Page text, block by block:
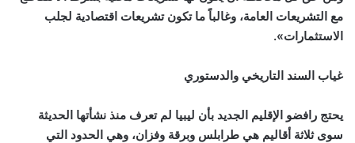
مع التشريعات العامة، وغالباً ما تكون تشريعات اقتصادية لجلب
الاستثمارات».
غياب السند التاريخي والدستوري
يحتج رافضو الإقليم الجديد بأن ليبيا لم تعرف منذ نشأتها الحديثة
سوى ثلاثة أقاليم هي طرابلس وبرقة وفزان، وهي الحدود التي